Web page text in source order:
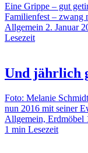
Eine Grippe – gut
Familienfest – zwang
Allgemein 2. Januar
Lesezeit
Und jährlich
Foto: Melanie
nun 2016 mit seiner
Allgemein, Erdmöbel
1 min Lesezeit